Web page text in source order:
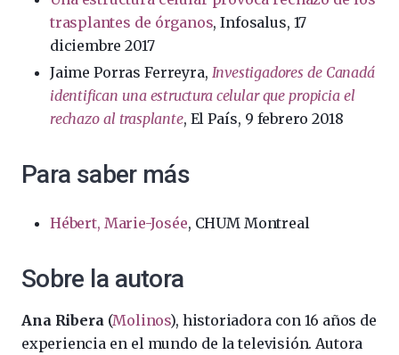
trasplantes de órganos, Infosalus, 17
diciembre 2017
Jaime Porras Ferreyra, Investigadores de Canadá
identifican una estructura celular que propicia el
rechazo al trasplante, El País, 9 febrero 2018
Para saber más
Hébert, Marie-Josée, CHUM Montreal
Sobre la autora
Ana Ribera(Molinos), historiadora con 16 años de
experiencia en el mundo de la televisión. Autora